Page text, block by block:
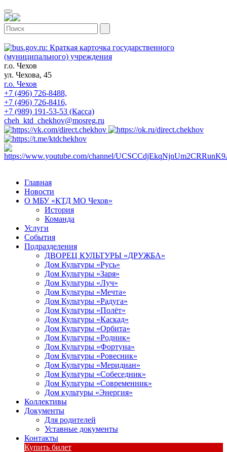
г.о. Чехов
ул. Чехова, 45
г.о. Чехов
+7 (496) 726-8488,
+7 (496) 726-8416,
+7 (989) 191-53-53 (Касса)
cheh_ktd_chekhov@mosreg.ru
Главная
Новости
О МБУ «КТД МО Чехов»
История
Команда
Услуги
События
Подразделения
ДВОРЕЦ КУЛЬТУРЫ «ДРУЖБА»
Дом Культуры «Русь»
Дом Культуры «Заря»
Дом Культуры «Луч»
Дом Культуры «Мечта»
Дом Культуры «Радуга»
Дом Культуры «Полёт»
Дом Культуры «Каскад»
Дом Культуры «Орбита»
Дом Культуры «Родник»
Дом Культуры «Фортуна»
Дом Культуры «Ровесник»
Дом Культуры «Меридиан»
Дом Культуры «Собеседник»
Дом Культуры «Современник»
Дом культуры «Энергия»
Коллективы
Документы
Для родителей
Уставные документы
Контакты
Купить билет